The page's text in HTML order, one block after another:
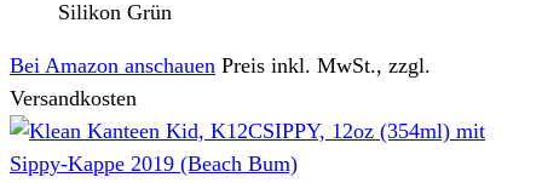
Silikon Grün
Bei Amazon anschauen Preis inkl. MwSt., zzgl.
Versandkosten